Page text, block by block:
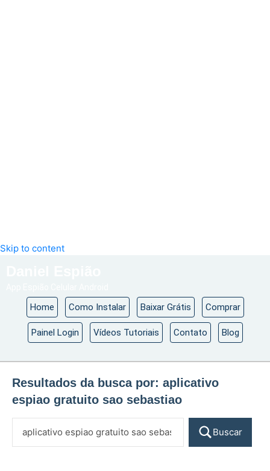
Skip to content
Home Como Instalar Baixar Grátis Comprar
Painel Login Vídeos Tutoriais Contato Blog
Resultados da busca por: aplicativo
espiao gratuito sao sebastiao
Buscar